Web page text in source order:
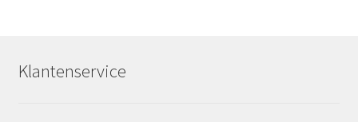
Klantenservice